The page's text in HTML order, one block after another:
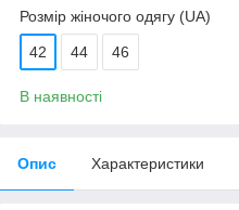
Розмір жіночого одягу (UA)
42 44 46
В наявності
Опис Характеристики